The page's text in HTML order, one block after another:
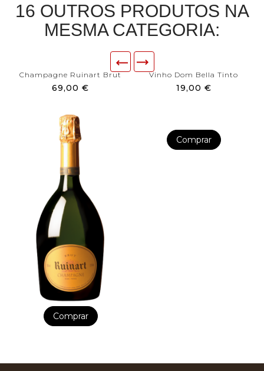
16 OUTROS PRODUTOS NA
MESMA CATEGORIA:
Champagne Ruinart Brut
69,00 €
Comprar
Vinho Dom Bella Tinto
19,00 €
Comprar